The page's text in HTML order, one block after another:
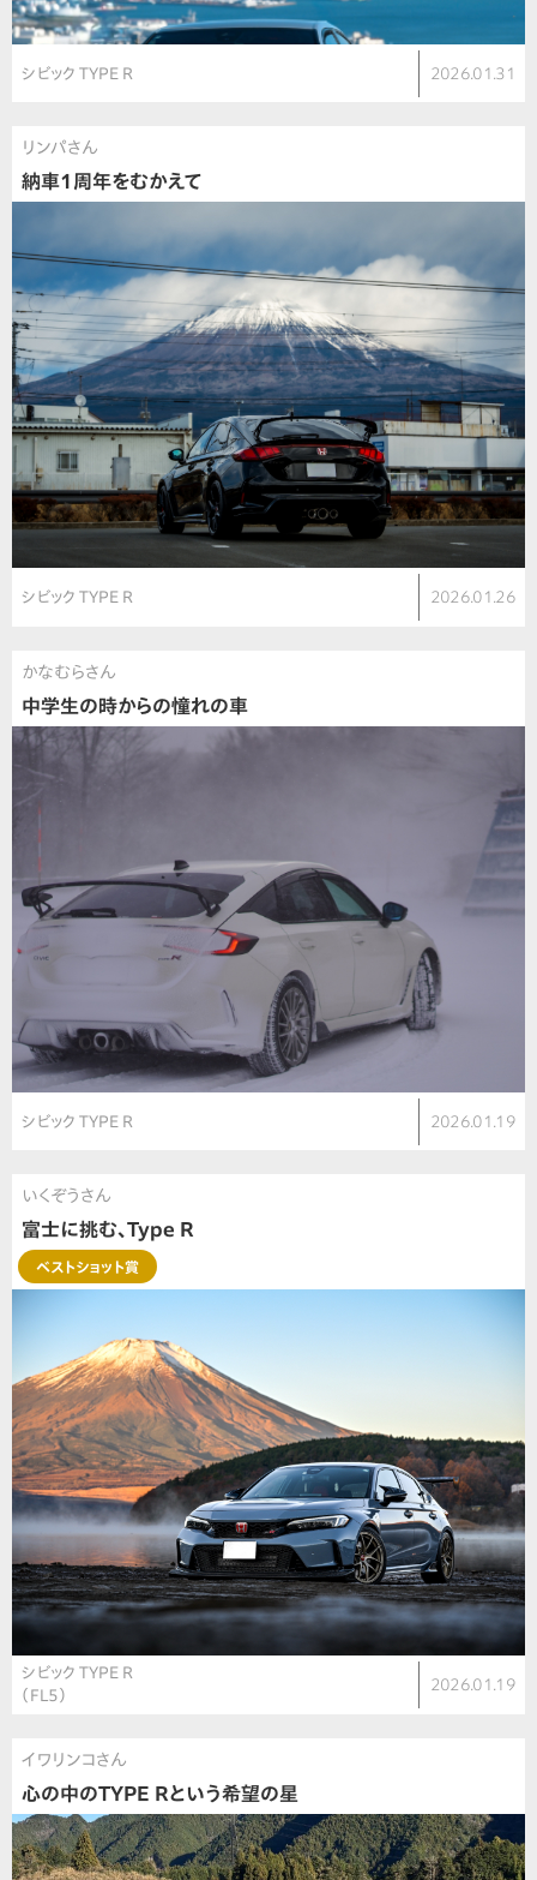
シビック TYPE R 2026.01.31
リンパさん
納車1周年をむかえて
シビック TYPE R 2026.01.26
かなむらさん
中学生の時からの憧れの車
シビック TYPE R 2026.01.19
いくぞうさん
富士に挑む、Type R
ベストショット賞
シビック TYPE R
（FL5）
2026.01.19
イワリンコさん
心の中のTYPE Rという希望の星